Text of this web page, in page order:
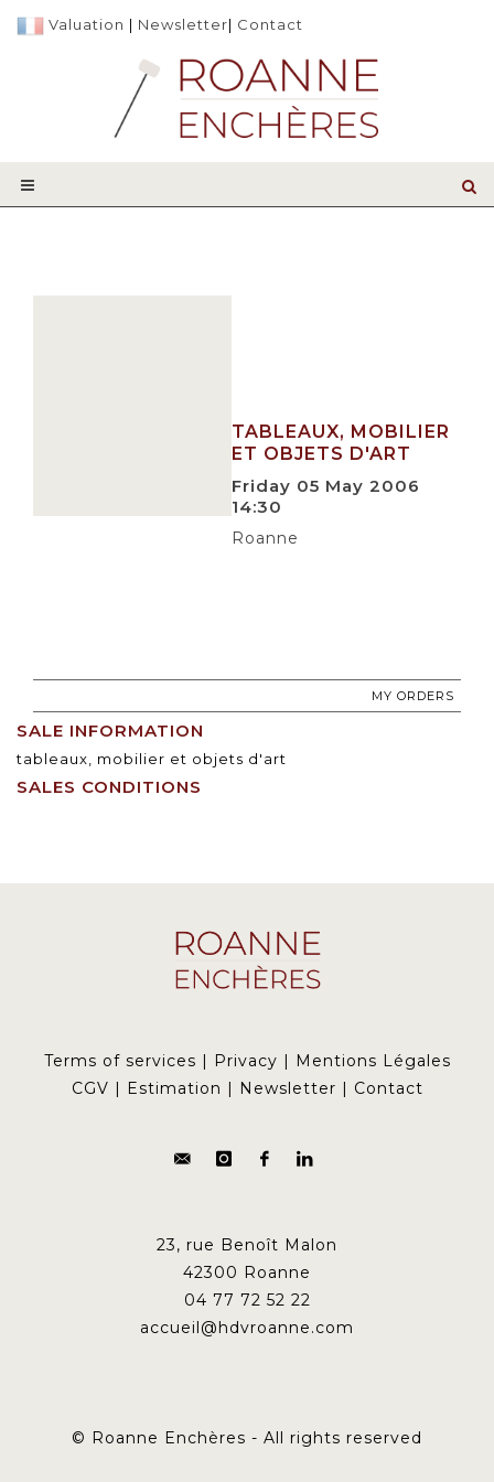
Valuation | Newsletter| Contact
TABLEAUX, MOBILIER
ET OBJETS D'ART
Friday 05 May 2006
14:30
Roanne
MY ORDERS
SALE INFORMATION
tableaux, mobilier et objets d'art
SALES CONDITIONS
Terms of services Privacy
Mentions Légales
CGV
Estimation Newsletter Contact
23, rue Benoît Malon
42300 Roanne
04 77 72 52 22
accueil@hdvroanne.com
© Roanne Enchères - All rights reserved